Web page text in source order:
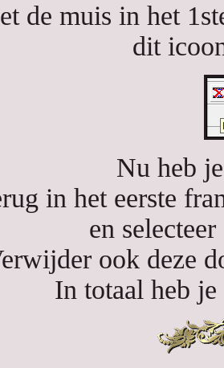
de muis in het
dit
Nu heb
in het eerste
en
ook deze
In totaal heb